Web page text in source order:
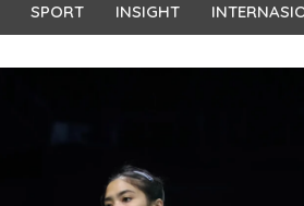
SPORT INSIGHT